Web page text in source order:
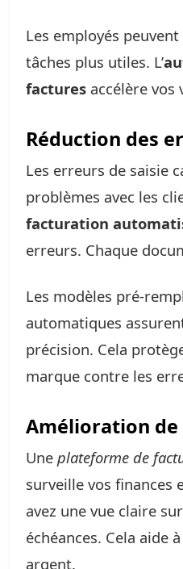
Les employés
tâches plus utiles. L’
factures accélère vos
Réduction des
Les erreurs de saisie
problèmes avec les
facturation
erreurs. Chaque
Les modèles pré-
automatiques
précision. Cela
marque contre les
Amélioration
Une plateforme de
surveille vos finances
avez une vue claire
échéances. Cela aide
argent.